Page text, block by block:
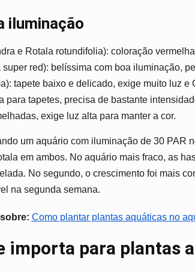
iluminação
e Rotala rotundifolia): coloração
red): belíssima com boa iluminação,
tapete baixo e delicado, exige muito luz e
para tapetes, precisa de bastante
exige luz alta para manter a cor.
um aquário com iluminação de 30 PAR
em ambos. No aquário mais fraco, as
No segundo, o crescimento foi mais
na segunda semana.
Como plantar plantas aquáticas no
importa para plantas